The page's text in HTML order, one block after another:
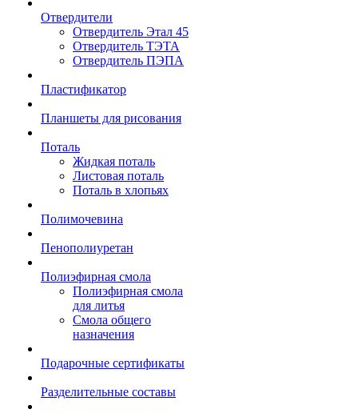
Отвердители
Отвердитель Этал 45
Отвердитель ТЭТА
Отвердитель ПЭПА
Пластификатор
Планшеты для рисования
Поталь
Жидкая поталь
Листовая поталь
Поталь в хлопьях
Полимочевина
Пенополиуретан
Полиэфирная смола
Полиэфирная смола
для литья
Смола общего
назначения
Подарочные сертификаты
Разделительные составы